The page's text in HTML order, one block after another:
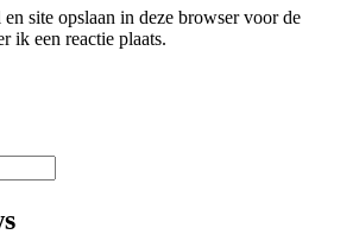
site opslaan in deze browser voor de
ik een reactie plaats.